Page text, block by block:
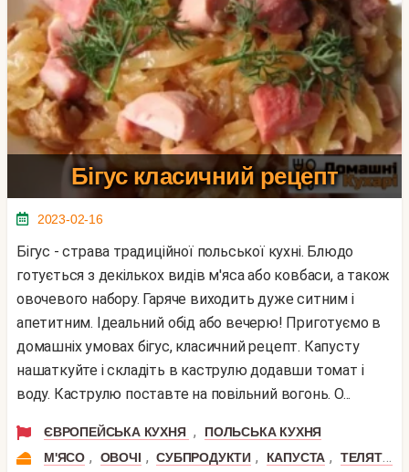
Бігус класичний рецепт
2023-02-16
Бігус - страва традиційної польської кухні. Блюдо
готується з декількох видів м'яса або ковбаси, а також
овочевого набору. Гаряче виходить дуже ситним і
апетитним. Ідеальний обід або вечерю! Приготуємо в
домашніх умовах бігус, класичний рецепт. Капусту
нашаткуйте і складіть в каструлю додавши томат і
воду. Каструлю поставте на повільний вогонь. О...
ЄВРОПЕЙСЬКА КУХНЯ ,
ПОЛЬСЬКА КУХНЯ
М'ЯСО , ОВОЧІ , СУБПРОДУКТИ , КАПУСТА , ТЕЛЯТИНА